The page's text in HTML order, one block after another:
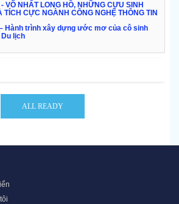
VÕ NHẤT LONG HỒ, NHỮNG CỰU SINH
CỰC NGÀNH CÔNG NGHỆ THÔNG TIN
Hành trình xây dựng ước mơ của cô sinh
lịch